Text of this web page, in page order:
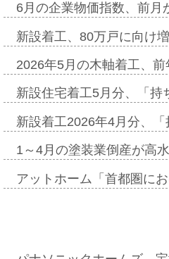
6月の企業物価指数、前
新設着工、80万戸に向け
2026年5月の木軸着工、
新設住宅着工5月分、「
新設着工2026年4月分、
1～4月の塗装業倒産が高
アットホーム「首都圏に